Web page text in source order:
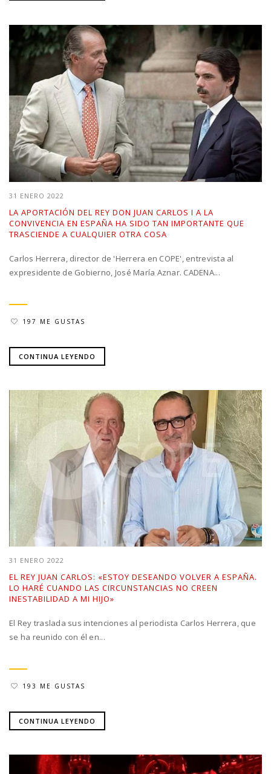
31 ENERO 2022
LA APORTACIÓN DEL REY DON JUAN CARLOS I A LA
CONVIVENCIA EN ESPAÑA HA SIDO TAN IMPORTANTE QUE
TRASCIENDE A CUALQUIER OTRA COSA
Carlos Herrera, director de 'Herrera en COPE', entrevista al
expresidente de Gobierno, José María Aznar. CADENA...
197 ME GUSTAS
CONTINUA LEYENDO
31 ENERO 2022
EL REY JUAN CARLOS: «ESTOY DESEANDO VOLVER A ESPAÑA.
LO HARÉ CUANDO LAS CIRCUNSTANCIAS NO CREEN
INESTABILIDAD A MI HIJO»
El Rey traslada sus intenciones al periodista Carlos Herrera, que
se ha reunido con él en...
193 ME GUSTAS
CONTINUA LEYENDO